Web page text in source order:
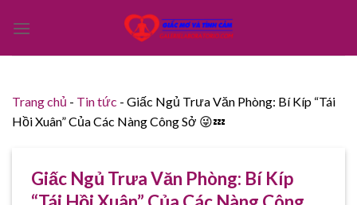
qua
Trang chủ - Tin tức - Giấc Ngủ Trưa Văn Phòng: Bí Kíp “Tái
Hồi Xuân” Của Các Nàng Công Sở 😜💤
Giấc Ngủ Trưa Văn Phòng: Bí Kíp